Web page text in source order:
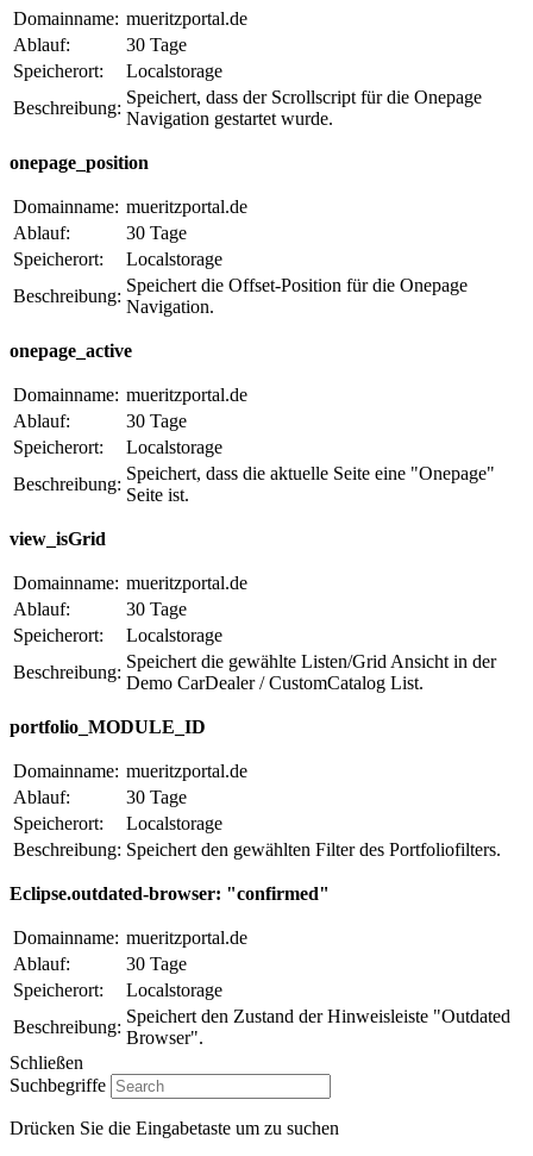
Domainname: mueritzportal.de
Ablauf:
30 Tage
Speicherort:
Localstorage
Beschreibung:
Speichert, dass der Scrollscript für die Onepage
Navigation gestartet wurde.
onepage_position
Domainname: mueritzportal.de
Ablauf:
30 Tage
Speicherort:
Localstorage
Beschreibung:
Speichert die Offset-Position für die Onepage
Navigation.
onepage_active
Domainname: mueritzportal.de
Ablauf:
30 Tage
Speicherort:
Localstorage
Beschreibung:
Speichert, dass die aktuelle Seite eine "Onepage"
Seite ist.
view_isGrid
Domainname: mueritzportal.de
Ablauf:
30 Tage
Speicherort:
Localstorage
Beschreibung:
Speichert die gewählte Listen/Grid Ansicht in der
Demo CarDealer / CustomCatalog List.
portfolio_MODULE_ID
Domainname: mueritzportal.de
Ablauf:
30 Tage
Speicherort:
Localstorage
Beschreibung: Speichert den gewählten Filter des Portfoliofilters.
Eclipse.outdated-browser: "confirmed"
Domainname: mueritzportal.de
Ablauf:
30 Tage
Speicherort:
Localstorage
Beschreibung:
Speichert den Zustand der Hinweisleiste "Outdated
Browser".
Schließen
Suchbegriffe
Drücken Sie die Eingabetaste um zu suchen